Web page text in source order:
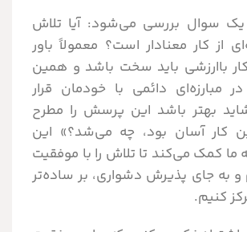
سوال بررسی می‌شود: آیا تلاش
از کار معنادار است؟ معمولاً باور
باارزشی باید سخت باشد و همین
مبارزه‌ای دائمی با خودمان قرار
بهتر باشد این پرسش را مطرح
کار آسان بود، چه می‌شد؟» این
ما کمک می‌کند تا تلاش را با موفقیت
و به جای پذیرش دشواری، بر ساده‌تر
کنیم.